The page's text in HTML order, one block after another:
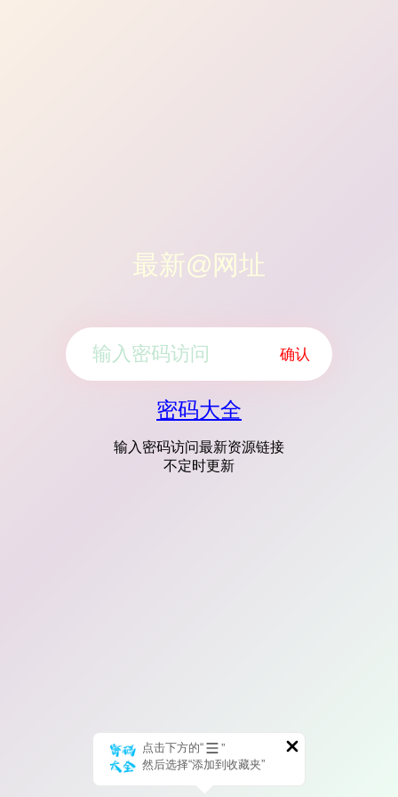
最新@网址
确认
密码大全
输入密码访问最新资源链接
不定时更新
点击下方的“
”
然后选择“添加到收藏夹”